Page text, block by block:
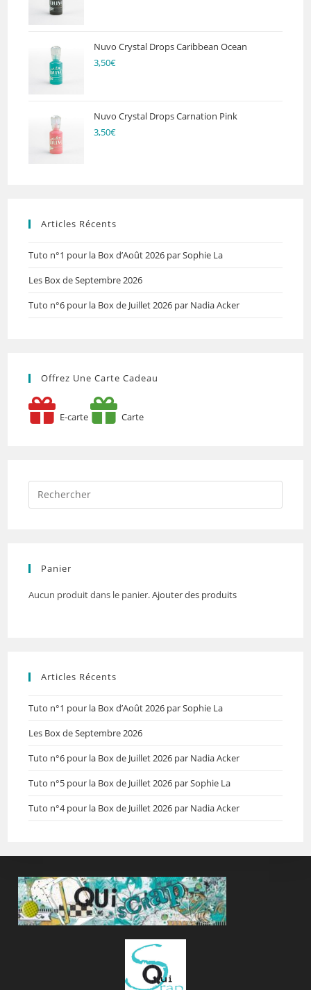
Nuvo Crystal Drops Caribbean Ocean
3,50€
Nuvo Crystal Drops Carnation Pink
3,50€
Articles Récents
Tuto n°1 pour la Box d’Août 2026 par Sophie La
Les Box de Septembre 2026
Tuto n°6 pour la Box de Juillet 2026 par Nadia Acker
Offrez Une Carte Cadeau
E-carte Carte
Panier
Aucun produit dans le panier.Ajouter des produits
Articles Récents
Tuto n°1 pour la Box d’Août 2026 par Sophie La
Les Box de Septembre 2026
Tuto n°6 pour la Box de Juillet 2026 par Nadia Acker
Tuto n°5 pour la Box de Juillet 2026 par Sophie La
Tuto n°4 pour la Box de Juillet 2026 par Nadia Acker